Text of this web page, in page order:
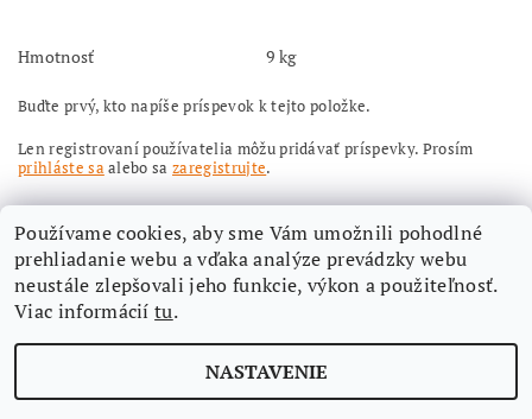
Hmotnosť 9 kg
Buďte prvý, kto napíše príspevok k tejto položke.
Len registrovaní používatelia môžu pridávať príspevky. Prosím
prihláste saalebo sazaregistrujte.
Nájdete nás aj na Facebooku
2026 ©Aimi-eshop, všetky práva vyhradenéUpraviť nastavenie cookies
Používame cookies, aby sme Vám umožnili pohodlné
prehliadanie webu a vďaka analýze prevádzky webu
neustále zlepšovali jeho funkcie, výkon a použiteľnosť.
Viac informáciítu.
NASTAVENIE